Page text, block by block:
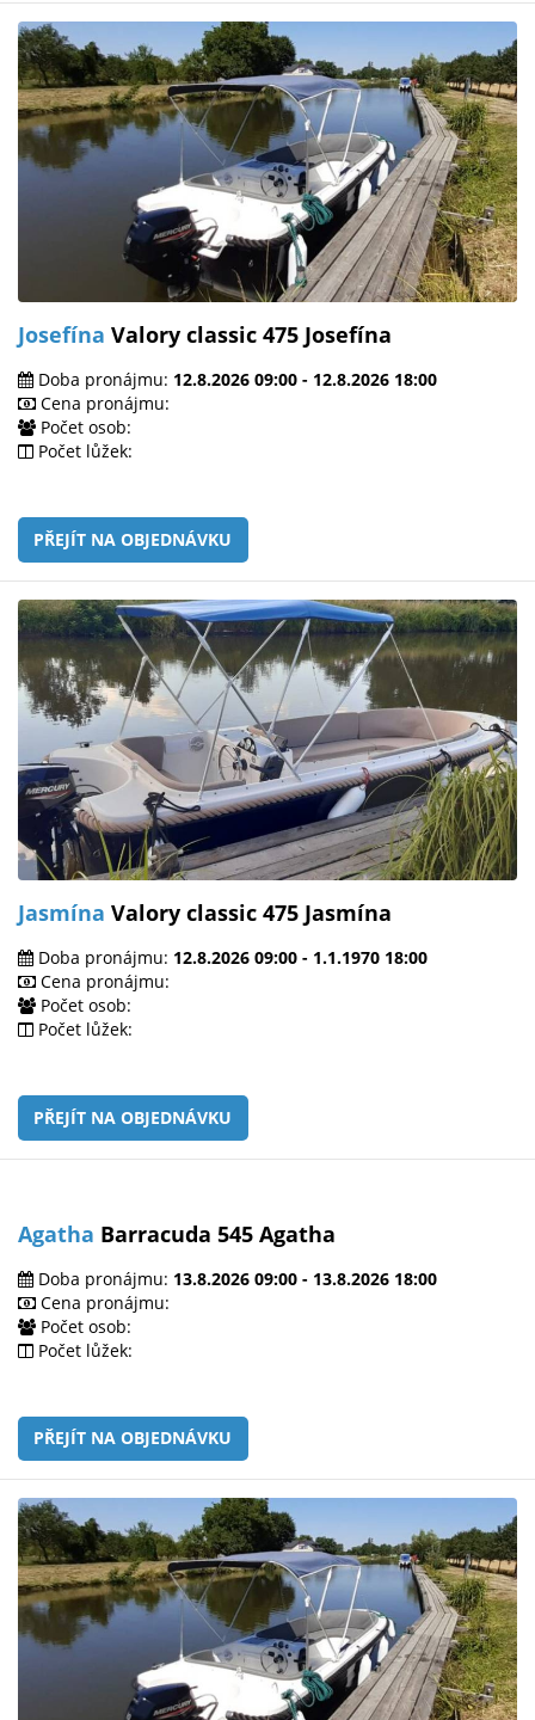
Josefína Valory classic 475 Josefína
Doba pronájmu: 12.8.2026 09:00 - 12.8.2026 18:00
Cena pronájmu:
Počet osob:
Počet lůžek:
PŘEJÍT NA OBJEDNÁVKU
Jasmína Valory classic 475 Jasmína
Doba pronájmu: 12.8.2026 09:00 - 1.1.1970 18:00
Cena pronájmu:
Počet osob:
Počet lůžek:
PŘEJÍT NA OBJEDNÁVKU
Agatha Barracuda 545 Agatha
Doba pronájmu: 13.8.2026 09:00 - 13.8.2026 18:00
Cena pronájmu:
Počet osob:
Počet lůžek:
PŘEJÍT NA OBJEDNÁVKU